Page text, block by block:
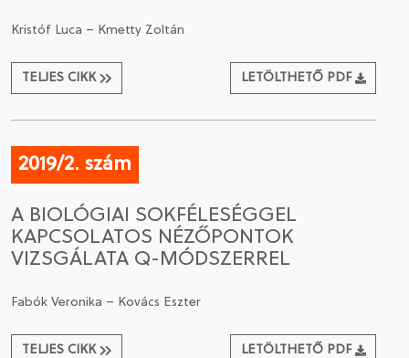
Kristóf Luca – Kmetty Zoltán
TELJES CIKK LETÖLTHETŐ PDF
2019/2. szám
A BIOLÓGIAI SOKFÉLESÉGGEL
KAPCSOLATOS NÉZŐPONTOK
VIZSGÁLATA Q-MÓDSZERREL
Fabók Veronika – Kovács Eszter
TELJES CIKK LETÖLTHETŐ PDF